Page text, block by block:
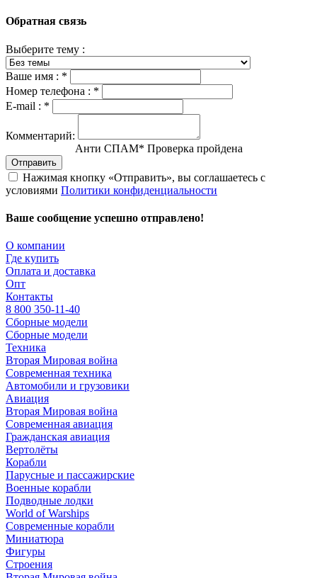
Обратная связь
Выберите тему :
Ваше имя : *
Номер телефона : *
E-mail : *
Комментарий:
Анти СПАМ* Проверка пройдена
Отправить
Нажимая кнопку «Отправить», вы соглашаетесь с
условиями Политики конфиденциальности
Ваше сообщение успешно отправлено!
О компании
Где купить
Оплата и доставка
Опт
Контакты
8 800 350-11-40
Сборные модели
Сборные модели
Техника
Вторая Мировая война
Современная техника
Автомобили и грузовики
Авиация
Вторая Мировая война
Современная авиация
Гражданская авиация
Вертолёты
Корабли
Парусные и пассажирские
Военные корабли
Подводные лодки
World of Warships
Современные корабли
Миниатюра
Фигуры
Строения